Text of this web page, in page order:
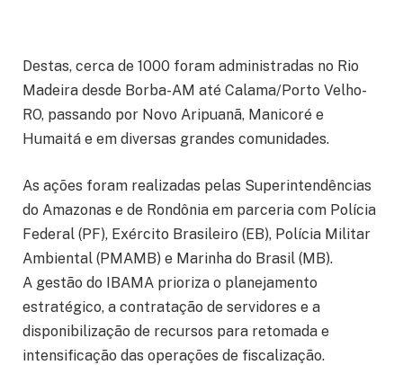
Destas, cerca de 1000 foram administradas no Rio
Madeira desde Borba-AM até Calama/Porto Velho-
RO, passando por Novo Aripuanã, Manicoré e
Humaitá e em diversas grandes comunidades.
As ações foram realizadas pelas Superintendências
do Amazonas e de Rondônia em parceria com Polícia
Federal (PF), Exército Brasileiro (EB), Polícia Militar
Ambiental (PMAMB) e Marinha do Brasil (MB).
A gestão do IBAMA prioriza o planejamento
estratégico, a contratação de servidores e a
disponibilização de recursos para retomada e
intensificação das operações de fiscalização.